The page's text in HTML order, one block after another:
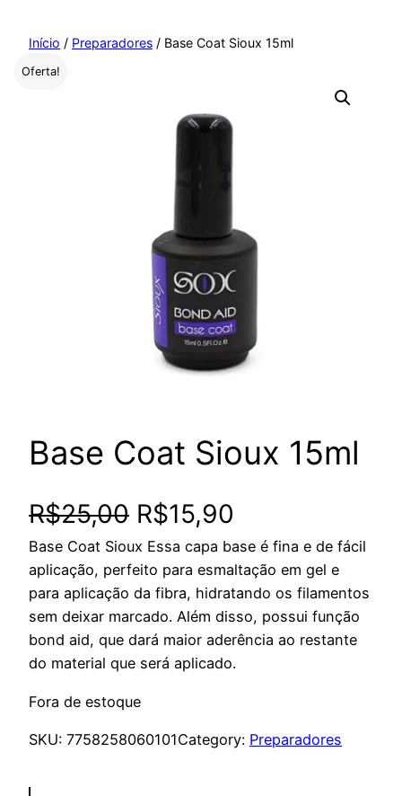
paraInício / Preparadores / Base Coat Sioux 15ml
Oferta!
Base Coat Sioux 15ml
R$25,00 O
p
r
e
ç
o
o
R$15,90
p
r
e
ç
a
Base Coat Sioux Essa capa base é fina e de fácil
aplicação, perfeito para esmaltação em gel e
para aplicação da fibra, hidratando os filamentos
sem deixar marcado. Além disso, possui função
bond aid, que dará maior aderência ao restante
do material que será aplicado.
Fora de estoque
SKU: 7758258060101Category: Preparadores